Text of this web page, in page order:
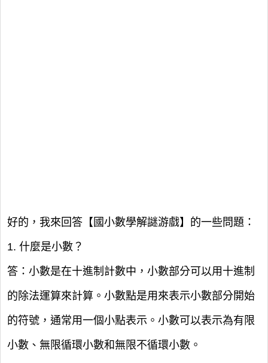
好的，我來回答【國小數學解謎游戲】的一些問題：
1. 什麼是小數？
答：小數是在十進制計數中，小數部分可以用十進制
的除法運算來計算。小數點是用來表示小數部分開始
的符號，通常用一個小點表示。小數可以表示為有限
小數、無限循環小數和無限不循環小數。